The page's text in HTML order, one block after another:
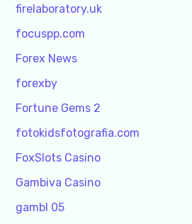
firelaboratory.uk
focuspp.com
Forex News
forexby
Fortune Gems 2
fotokidsfotografia.com
FoxSlots Casino
Gambiva Casino
gambl 05